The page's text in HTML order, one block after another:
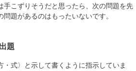
こずりそうだと思ったら、次の問題を先
題があるのはもったいないです。
題
式〉と示して書くように指示していま